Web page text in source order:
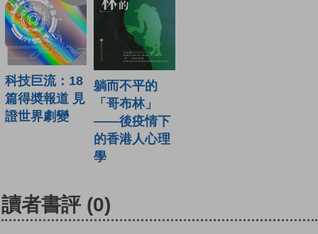
科技巨流：18
篇得奬報道 見
證世界劇變
躺而不平的
「哥布林」
——後疫情下
的香港人心理
學
讀者書評 (0)